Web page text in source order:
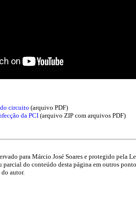
circuito (arquivo PDF)
da PCI (arquivo ZIP com arquivos PDF)
para Márcio José Soares e protegido pela
do conteúdo desta página em outros
autor.